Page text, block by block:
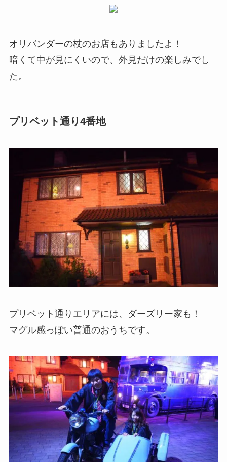
オリバンダーの杖のお店もありましたよ！
暗くて中が見にくいので、外見だけの楽しみでし
た。
プリベット通り4番地
プリベット通りエリアには、ダーズリー家も！
マグル感っぽい普通のおうちです。